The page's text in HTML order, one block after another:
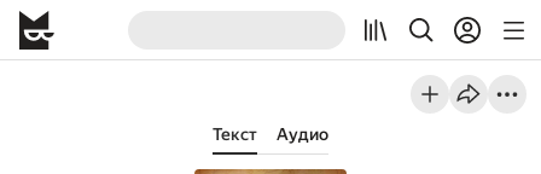
Текст Аудио